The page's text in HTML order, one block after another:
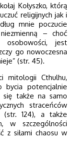
Kołyszko, którą
religijnych jak i
mnie poczucie
– choć
osobowości, jest
go nowoczesna
(str. 45).
mitologii Cthulhu,
bycia potencjalnie
się także na samo
straceńców
(str. 124), a także
w szczególności
z siłami chaosu w